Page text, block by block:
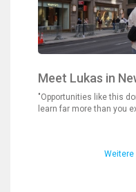
Meet Lukas in
"Opportunities like this
learn far more than you
Weitere